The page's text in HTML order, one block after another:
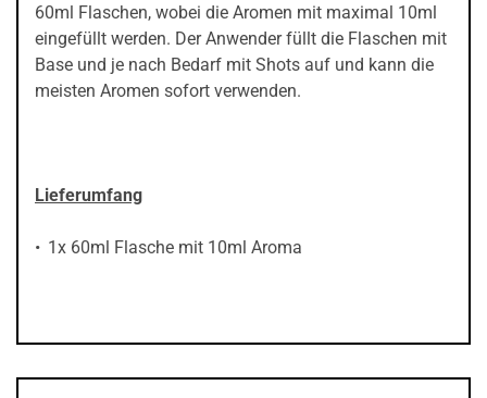
60ml Flaschen, wobei die Aromen mit maximal 10ml
eingefüllt werden. Der Anwender füllt die Flaschen mit
Base und je nach Bedarf mit Shots auf und kann die
meisten Aromen sofort verwenden.
Lieferumfang
1x 60ml Flasche mit 10ml Aroma